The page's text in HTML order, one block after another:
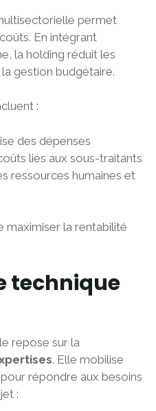
permet
En intégrant
la holding réduit les
gestion budgétaire.
:
des dépenses
liés aux sous-traitants
ressources humaines et
la rentabilité
technique
repose sur la
. Elle mobilise
répondre aux besoins
: